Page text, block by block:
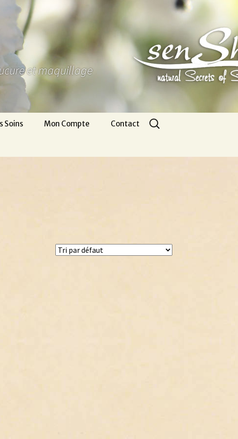
et maquillage
Soins Mon Compte Contact
Rechercher :